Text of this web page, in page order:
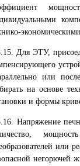
Для ЭТУ,
или
на основе
и формы
Напряжение
или
негорючей